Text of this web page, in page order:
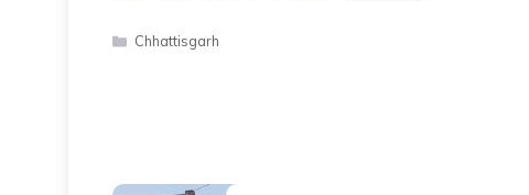
Categories
Chhattisgarh